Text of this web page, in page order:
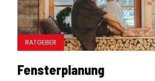
RATGEBER
Fensterplanung